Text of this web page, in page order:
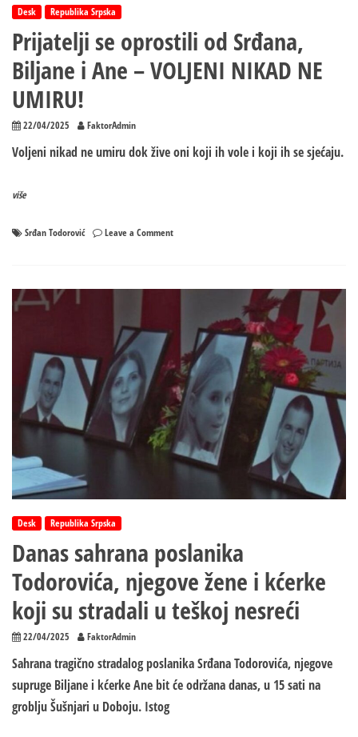
Desk Republika Srpska
Prijatelji se oprostili od Srđana,
Biljane i Ane – VOLJENI NIKAD NE
UMIRU!
22/04/2025 FaktorAdmin
Voljeni nikad ne umiru dok žive oni koji ih vole i koji ih se sjećaju.
više
Srđan Todorović Leave a Commenton
Biljane
Ane
–
VOLJENI
NIKAD
NE
UMIRU!
Desk Republika Srpska
Danas sahrana poslanika
Todorovića, njegove žene i kćerke
koji su stradali u teškoj nesreći
22/04/2025 FaktorAdmin
Sahrana tragično stradalog poslanika Srđana Todorovića, njegove
supruge Biljane i kćerke Ane bit će održana danas, u 15 sati na
groblju Šušnjari u Doboju. Istog